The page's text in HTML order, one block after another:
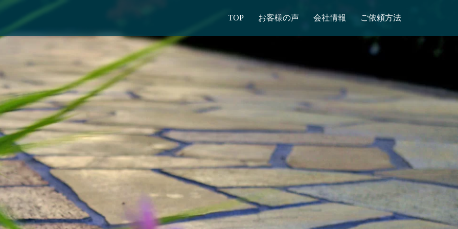
TOP お客様の声 会社情報 ご依頼方法